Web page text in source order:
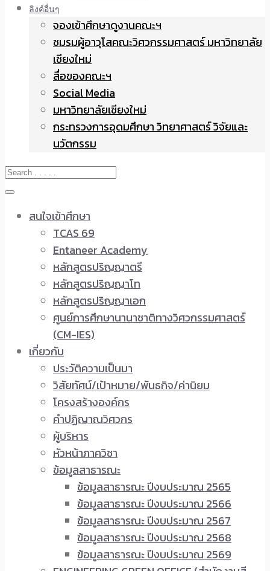
ลิงค์อื่นๆ
จองเข้าศึกษาดูงานคณะฯ
ชมรมผู้อาวุโสคณะวิศวกรรมศาสตร์ มหาวิทยาลัย
เชียงใหม่
สื่อของคณะฯ
Social Media
มหาวิทยาลัยเชียงใหม่
กระทรวงการอุดมศึกษา วิทยาศาสตร์ วิจัยและ
นวัตกรรม
สนใจเข้าศึกษา
TCAS 69
Entaneer Academy
หลักสูตรปริญญาตรี
หลักสูตรปริญญาโท
หลักสูตรปริญญาเอก
ศูนย์การศึกษานานาชาติทางวิศวกรรมศาสตร์
(CM-IES)
เกี่ยวกับ
ประวัติความเป็นมา
วิสัยทัศน์/เป้าหมาย/พันธกิจ/ค่านิยม
โครงสร้างองค์กร
คำปฏิญาณวิศวกร
ผู้บริหาร
หัวหน้าภาควิชา
ข้อมูลสาธารณะ
ข้อมูลสาธารณะ ปีงบประมาณ 2565
ข้อมูลสาธารณะ ปีงบประมาณ 2566
ข้อมูลสาธารณะ ปีงบประมาณ 2567
ข้อมูลสาธารณะ ปีงบประมาณ 2568
ข้อมูลสาธารณะ ปีงบประมาณ 2569